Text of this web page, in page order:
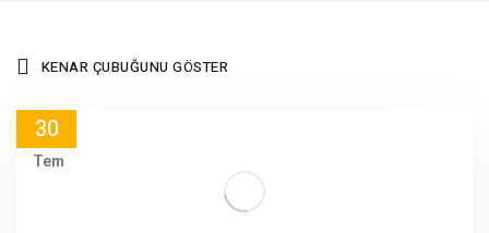
KENAR ÇUBUĞUNU GÖSTER
30
Tem